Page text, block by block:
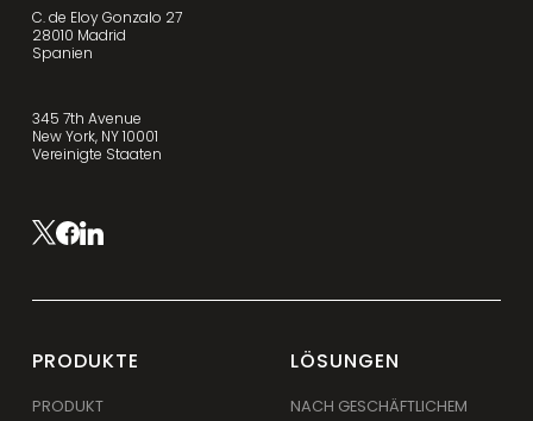
C. de Eloy Gonzalo 27
28010 Madrid
Spanien
345 7th Avenue
New York, NY 10001
Vereinigte Staaten
PRODUKTE
PRODUKT
LÖSUNGEN
NACH GESCHÄFTLICHEM